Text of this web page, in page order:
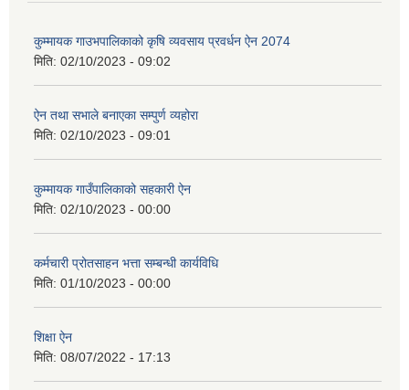
कुम्मायक गाउभपालिकाको कृषि व्यवसाय प्रवर्धन ऐन 2074
मिति: 02/10/2023 - 09:02
ऐन तथा सभाले बनाएका सम्पुर्ण व्यहोरा
मिति: 02/10/2023 - 09:01
कुम्मायक गाउँपालिकाको सहकारी ऐन
मिति: 02/10/2023 - 00:00
कर्मचारी प्रोतसाहन भत्ता सम्बन्धी कार्यविधि
मिति: 01/10/2023 - 00:00
शिक्षा ऐन
मिति: 08/07/2022 - 17:13